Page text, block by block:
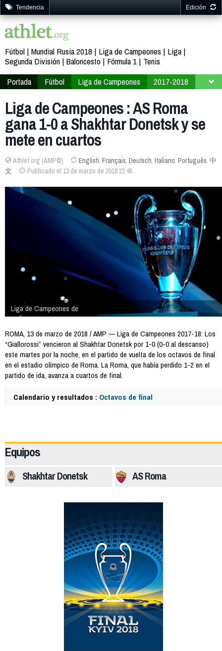
Tendencia Edición
Fútbol Mundial Rusia 2018 Liga de Campeones
Liga
Segunda División Baloncesto Fórmula 1
Tenis
Portada
Fútbol Liga de Campeones
2017-2018
Liga de Campeones : AS Roma
gana 1-0 a Shakhtar Donetsk y se
mete en cuartos
Athlet.org (AMP©) English, Français, Deutsch, Italiano, Português, 中
文
Publicado el 13 de marzo de 2018 22:45
Liga de Campeones de
ROMA, 13 de marzo de 2018 / AMP — Liga de Campeones 2017-18: Los
“Giallorossi” vencieron al Shakhtar Donetsk por 1-0 (0-0 al descanso)
este martes por la noche, en el partido de vuelta de los octavos de final
en el estadio olímpico de Roma. La Roma, que había perdido 1-2 en el
partido de ida, avanza a cuartos de final.
Calendario y resultados : Octavos de final
Equipos
AS Roma
Shakhtar Donetsk